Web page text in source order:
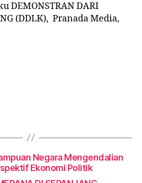
DEMONSTRAN DARI
(DDLK), Pranada Media,
Negara Mengendalian
Ekonomi Politik